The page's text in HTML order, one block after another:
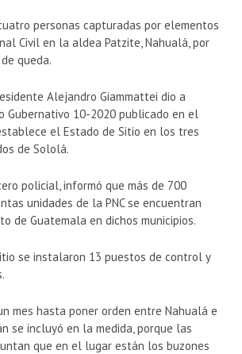
personas capturadas por elementos
Civil en la aldea Patzite, Nahualá, por
queda.
Alejandro Giammattei dio a
Gubernativo 10-2020 publicado en el
el Estado de Sitio en los tres
de Sololá.
policial, informó que más de 700
unidades de la PNC se encuentran
de Guatemala en dichos municipios.
se instalaron 13 puestos de control y
mes hasta poner orden entre Nahualá e
se incluyó en la medida, porque las
que en el lugar están los buzones